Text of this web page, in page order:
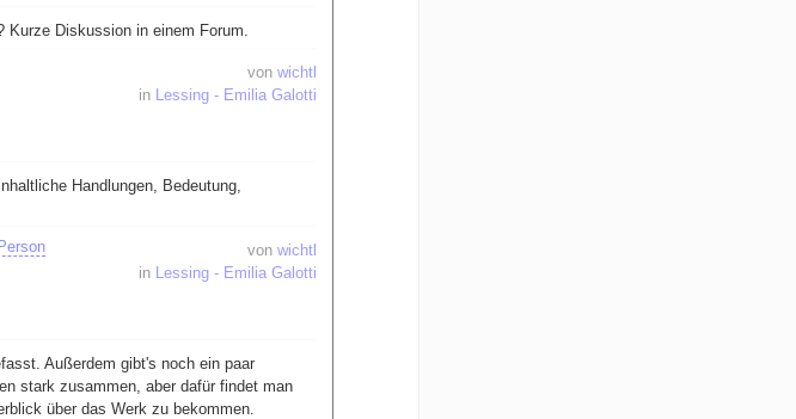
Kurze Diskussion in einem Forum.
vonwichtl
in Lessing - Emilia Galotti
Handlungen, Bedeutung,
vonwichtl
in Lessing - Emilia Galotti
Person
Außerdem gibt's noch ein paar
stark zusammen, aber dafür findet man
über das Werk zu bekommen.